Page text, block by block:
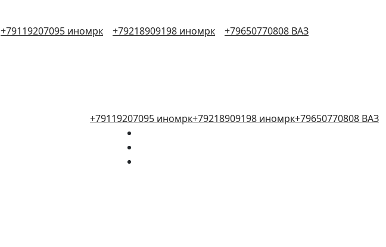
+79119207095 иномрк +79218909198 иномрк +79650770808 ВАЗ
+79119207095 иномрк+79218909198 иномрк+79650770808 ВАЗ